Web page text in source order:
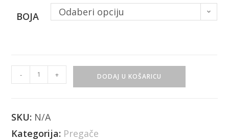
BOJA Odaberi opciju
- + DODAJ U KOŠARICU
SKU: N/A
Kategorija: Pregače